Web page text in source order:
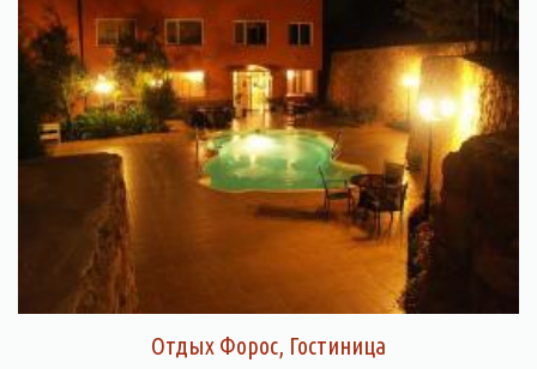
Отдых Форос, Гостиница